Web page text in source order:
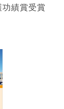
績賞受賞